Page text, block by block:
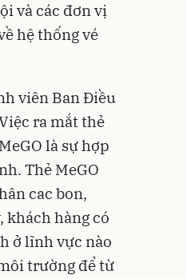
và các đơn vị
hệ thống vé
viên Ban Điều
ra mắt thẻ
là sự hợp
Thẻ MeGO
cac bon,
khách hàng có
ở lĩnh vực nào
trường để từ